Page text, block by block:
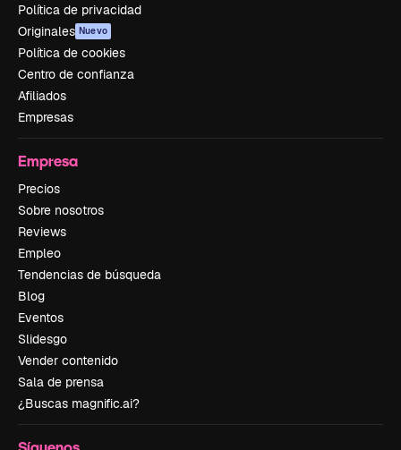
Política de privacidad
Originales Nuevo
Política de cookies
Centro de confianza
Afiliados
Empresas
Empresa
Precios
Sobre nosotros
Reviews
Empleo
Tendencias de búsqueda
Blog
Eventos
Slidesgo
Vender contenido
Sala de prensa
¿Buscas magnific.ai?